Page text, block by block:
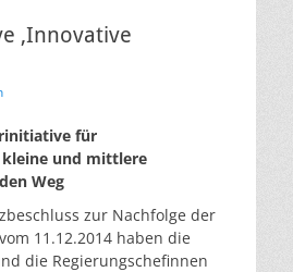
‚Innovative
für
kleine und mittlere
Weg
zur Nachfolge der
11.12.2014 haben die
die Regierungschefinnen